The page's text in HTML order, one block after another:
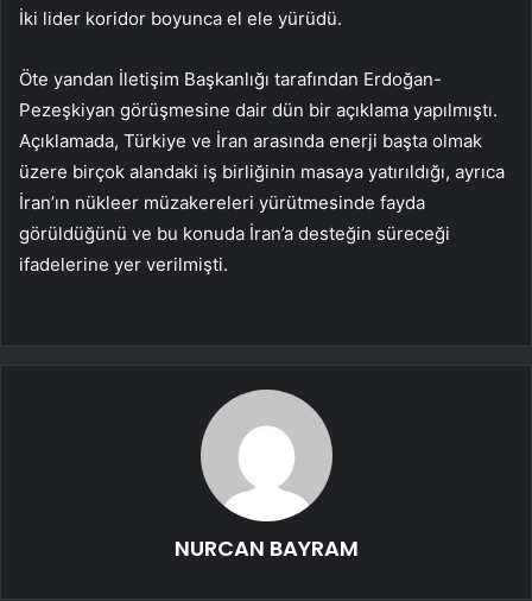
İki lider koridor boyunca el ele yürüdü.
Öte yandan İletişim Başkanlığı tarafından Erdoğan-
Pezeşkiyan görüşmesine dair dün bir açıklama yapılmıştı.
Açıklamada, Türkiye ve İran arasında enerji başta olmak
üzere birçok alandaki iş birliğinin masaya yatırıldığı, ayrıca
İran’ın nükleer müzakereleri yürütmesinde fayda
görüldüğünü ve bu konuda İran’a desteğin süreceği
ifadelerine yer verilmişti.
NURCAN BAYRAM